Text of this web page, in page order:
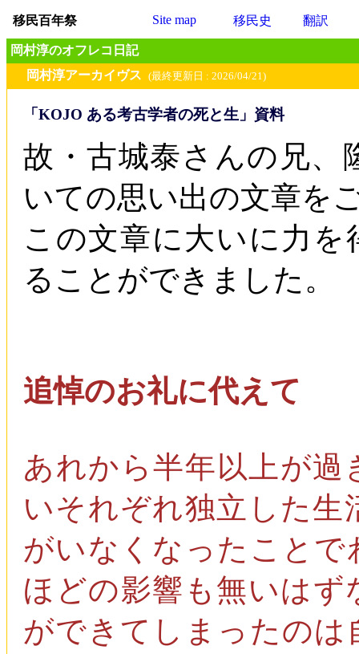
移民百年祭 Site map 移民史 翻訳
岡村淳のオフレコ日記
岡村淳アーカイヴス (最終更新日 : 2026/04/21)
「KOJO ある考古学者の死と生」資料
故・古城泰さんの兄、
いての思い出の文章を
この文章に大いに力
ることができました。
追悼のお礼に代えて
あれから半年以上が
いそれぞれ独立した
がいなくなったこと
ほどの影響も無いは
ができてしまったの